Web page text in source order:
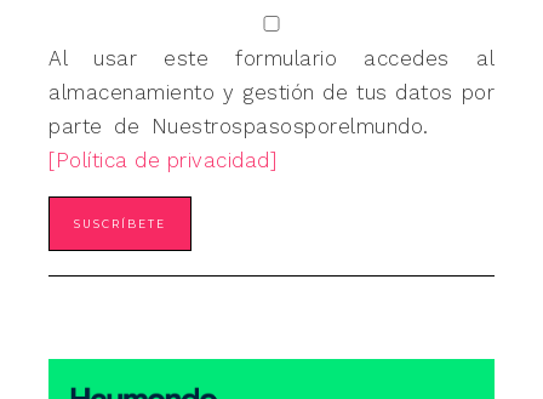
Al usar este formulario accedes al
almacenamiento y gestión de tus datos por
parte de Nuestrospasosporelmundo.
[Política de privacidad]